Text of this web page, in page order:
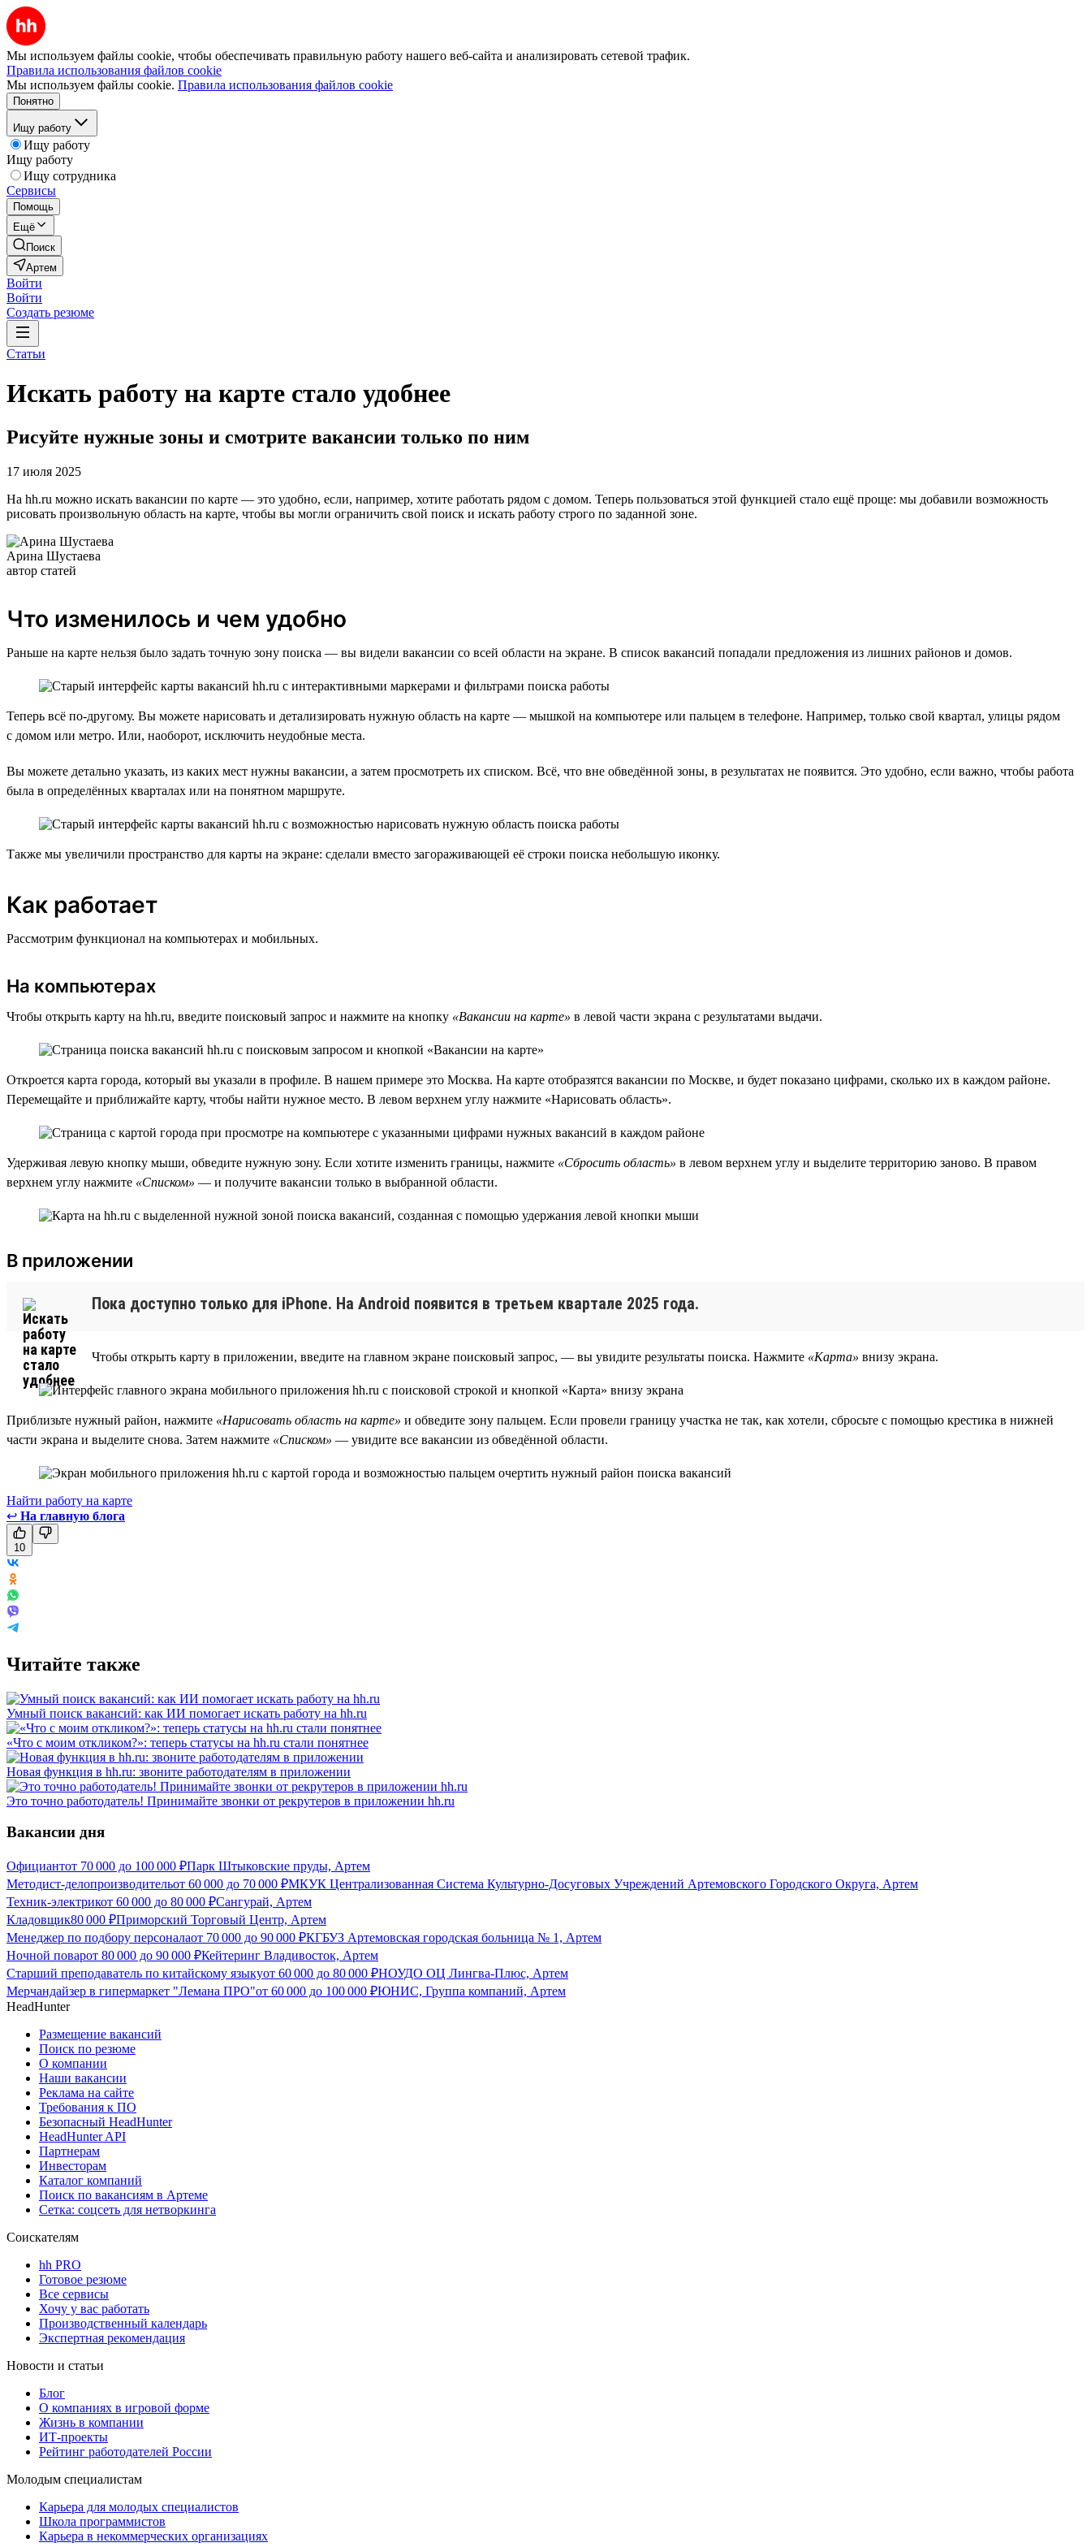
Мы используем файлы cookie, чтобы обеспечивать правильную работу нашего веб-сайта и анализировать сетевой трафик.
Правила использования файлов cookie
Мы используем файлы cookie. Правила использования файлов cookie
Понятно
Ищу работу
Ищу работу
Ищу работу
Ищу сотрудника
Сервисы
Помощь
Ещё
Поиск
Артем
Войти
Войти
Создать резюме
Статьи
Искать работу на карте стало удобнее
Рисуйте нужные зоны и смотрите вакансии только по ним
17 июля 2025
На hh.ru можно искать вакансии по карте — это удобно, если, например, хотите работать рядом с домом. Теперь пользоваться этой функцией стало ещё проще: мы добавили возможность
рисовать произвольную область на карте, чтобы вы могли ограничить свой поиск и искать работу строго по заданной зоне.
Арина Шустаева
автор статей
Что изменилось и чем удобно
Раньше на карте нельзя было задать точную зону поиска — вы видели вакансии со всей области на экране. В список вакансий попадали предложения из лишних районов и домов.
Теперь всё по-другому. Вы можете нарисовать и детализировать нужную область на карте — мышкой на компьютере или пальцем в телефоне. Например, только свой квартал, улицы рядом
с домом или метро. Или, наоборот, исключить неудобные места.
Вы можете детально указать, из каких мест нужны вакансии, а затем просмотреть их списком. Всё, что вне обведённой зоны, в результатах не появится. Это удобно, если важно, чтобы работа
была в определённых кварталах или на понятном маршруте.
Также мы увеличили пространство для карты на экране: сделали вместо загораживающей её строки поиска небольшую иконку.
Как работает
Рассмотрим функционал на компьютерах и мобильных.
На компьютерах
Чтобы открыть карту на hh.ru, введите поисковый запрос и нажмите на кнопку «Вакансии на карте» в левой части экрана с результатами выдачи.
Откроется карта города, который вы указали в профиле. В нашем примере это Москва. На карте отобразятся вакансии по Москве, и будет показано цифрами, сколько их в каждом районе.
Перемещайте и приближайте карту, чтобы найти нужное место. В левом верхнем углу нажмите «Нарисовать область».
Удерживая левую кнопку мыши, обведите нужную зону. Если хотите изменить границы, нажмите «Сбросить область» в левом верхнем углу и выделите территорию заново. В правом
верхнем углу нажмите «Списком» — и получите вакансии только в выбранной области.
В приложении
Пока доступно только для iPhone. На Android появится в третьем квартале 2025 года.
Чтобы открыть карту в приложении, введите на главном экране поисковый запрос, — вы увидите результаты поиска. Нажмите «Карта» внизу экрана.
Приблизьте нужный район, нажмите «Нарисовать область на карте» и обведите зону пальцем. Если провели границу участка не так, как хотели, сбросьте с помощью крестика в нижней
части экрана и выделите снова. Затем нажмите «Списком» — увидите все вакансии из обведённой области.
Найти работу на карте
↩ На главную блога
10
Читайте также
Умный поиск вакансий: как ИИ помогает искать работу на hh.ru
«Что с моим откликом?»: теперь статусы на hh.ru стали понятнее
Новая функция в hh.ru: звоните работодателям в приложении
Это точно работодатель! Принимайте звонки от рекрутеров в приложении hh.ru
Вакансии дня
Официантот 70 000 до 100 000 ₽Парк Штыковские пруды, Артем
Методист-делопроизводительот 60 000 до 70 000 ₽МКУК Централизованная Система Культурно-Досуговых Учреждений Артемовского Городского Округа, Артем
Техник-электрикот 60 000 до 80 000 ₽Сангурай, Артем
Кладовщик80 000 ₽Приморский Торговый Центр, Артем
Менеджер по подбору персоналаот 70 000 до 90 000 ₽КГБУЗ Артемовская городская больница № 1, Артем
Ночной поварот 80 000 до 90 000 ₽Кейтеринг Владивосток, Артем
Старший преподаватель по китайскому языкуот 60 000 до 80 000 ₽НОУДО ОЦ Лингва-Плюс, Артем
Мерчандайзер в гипермаркет "Лемана ПРО"от 60 000 до 100 000 ₽ЮНИС, Группа компаний, Артем
HeadHunter
Размещение вакансий
Поиск по резюме
О компании
Наши вакансии
Реклама на сайте
Требования к ПО
Безопасный HeadHunter
HeadHunter API
Партнерам
Инвесторам
Каталог компаний
Поиск по вакансиям в Артеме
Сетка: соцсеть для нетворкинга
Соискателям
hh PRO
Готовое резюме
Все сервисы
Хочу у вас работать
Производственный календарь
Экспертная рекомендация
Новости и статьи
Блог
О компаниях в игровой форме
Жизнь в компании
ИТ-проекты
Рейтинг работодателей России
Молодым специалистам
Карьера для молодых специалистов
Школа программистов
Карьера в некоммерческих организациях